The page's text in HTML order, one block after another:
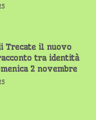
Trecate il nuovo
tra identità
2 novembre